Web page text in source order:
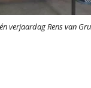
verjaardag Rens van